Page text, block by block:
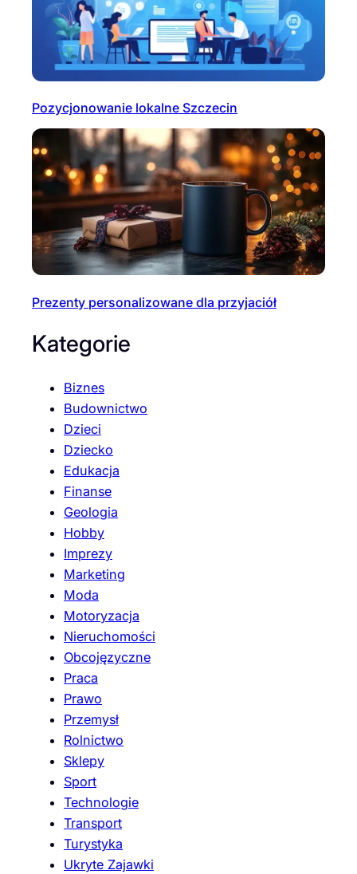
Pozycjonowanie lokalne Szczecin
Prezenty personalizowane dla przyjaciół
Kategorie
Biznes
Budownictwo
Dzieci
Dziecko
Edukacja
Finanse
Geologia
Hobby
Imprezy
Marketing
Moda
Motoryzacja
Nieruchomości
Obcojęzyczne
Praca
Prawo
Przemysł
Rolnictwo
Sklepy
Sport
Technologie
Transport
Turystyka
Ukryte Zajawki